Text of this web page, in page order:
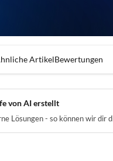
ArtikelBewertungen
von AI erstellt
Lösungen - so können wir dir